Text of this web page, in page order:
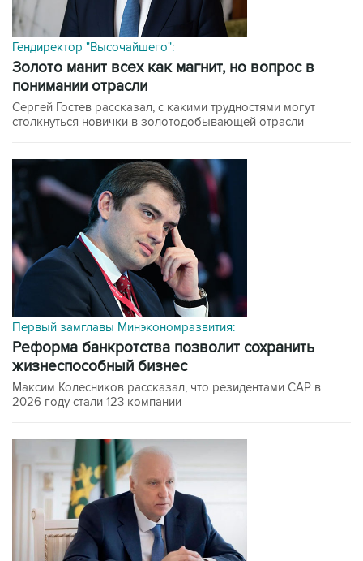
Гендиректор "Высочайшего":
Золото манит всех как магнит, но вопрос в
понимании отрасли
Сергей Гостев рассказал, с какими трудностями могут
столкнуться новички в золотодобывающей отрасли
Первый замглавы Минэкономразвития:
Реформа банкротства позволит сохранить
жизнеспособный бизнес
Максим Колесников рассказал, что резидентами САР в
2026 году стали 123 компании